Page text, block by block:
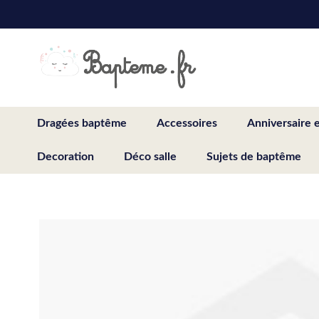
to
Dragées baptême Accessoires Anniversaire
Decoration Déco salle Sujets de baptême